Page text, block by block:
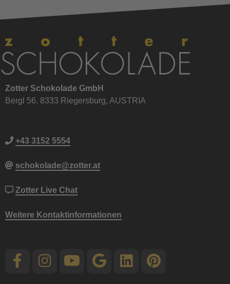
Zotter Schokolade GmbH
Bergl 56, 8333 Riegersburg, AUSTRIA
+43 3152 5554
schokolade@zotter.at
Zotter Live Chat
Weitere Kontaktinformationen